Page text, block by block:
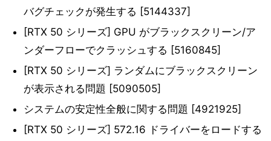
バグチェックが発生する [5144337]
[RTX 50 シリーズ] GPU がブラックスクリーン/ア
ンダーフローでクラッシュする [5160845]
[RTX 50 シリーズ] ランダムにブラックスクリーン
が表示される問題 [5090505]
システムの安定性全般に関する問題 [4921925]
[RTX 50 シリーズ] 572.16 ドライバーをロードする